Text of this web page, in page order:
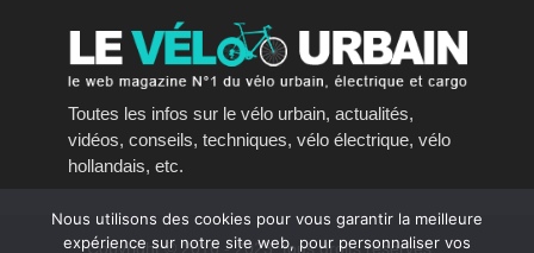
Toutes les infos sur le vélo urbain, actualités,
vidéos, conseils, techniques, vélo électrique, vélo
hollandais, etc.
Copyright © 2016 - 2023, tous droits réservés.
Nous utilisons des cookies pour vous garantir la meilleure
expérience sur notre site web, pour personnaliser vos